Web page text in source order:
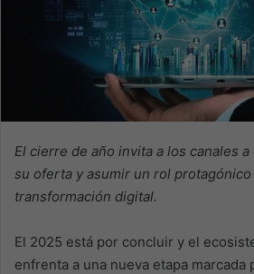
El cierre de año invita a los canales
su oferta y asumir un rol protagónico
transformación digital.
El 2025 está por concluir y el
enfrenta a una nueva etapa marcada